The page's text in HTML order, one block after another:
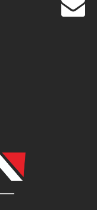
示区，有工作
品，包括全电
堆垛车等。学